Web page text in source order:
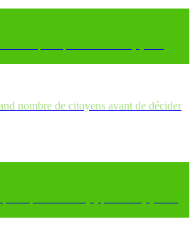
nombre de citoyens avant de décider